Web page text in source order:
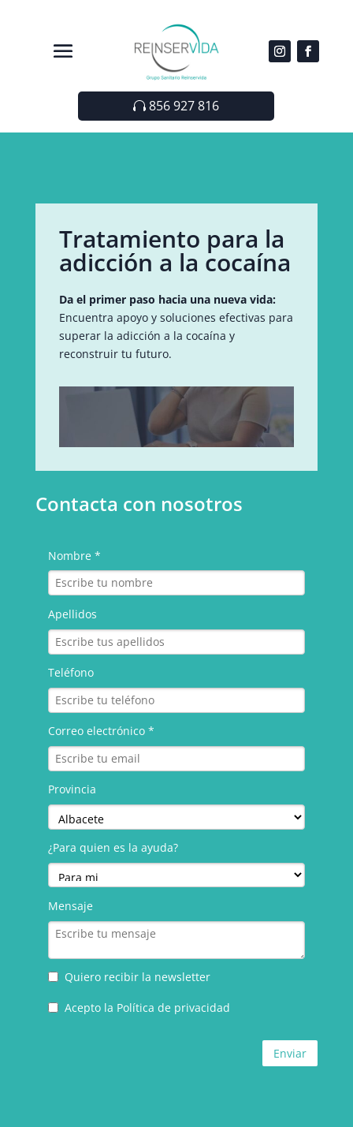
856 927 816
Tratamiento para la
adicción a la cocaína
Da el primer paso hacia una nueva vida:
Encuentra apoyo y soluciones efectivas para
superar la adicción a la cocaína y
reconstruir tu futuro.
Contacta con nosotros